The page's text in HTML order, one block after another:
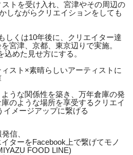
トを受け入れ、宮津やその周辺の
しながらクリエイションをしても
しくは10年後に、クリエイター達
宮津、京都、東京辺りで実施。
めた見せ方にする。
スト×素晴らしいアーティストに
うな関係性を築き、万年倉庫の発
のような場所を享受するクリエイ
イメージアップに繋げる
信、
ターをFacebook上で繋げてモノ
FOOD LINE)